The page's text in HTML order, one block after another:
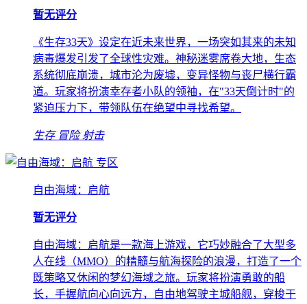
暂无评分
《生存33天》设定在近未来世界，一场突如其来的未知
病毒爆发引发了全球性灾难。神秘迷雾席卷大地，生态
系统彻底崩溃，城市沦为废墟，变异怪物与丧尸横行霸
道。玩家将扮演幸存者小队的领袖，在"33天倒计时"的
紧迫压力下，带领队伍在绝望中寻找希望。
生存 冒险 射击
专区
自由海域：启航
暂无评分
自由海域：启航是一款海上游戏，它巧妙融合了大型多
人在线（MMO）的精髓与航海探险的浪漫，打造了一个
既策略又休闲的梦幻海域之旅。玩家将扮演勇敢的船
长，手握航向心向远方，自由地驾驶主城船舰，穿梭于